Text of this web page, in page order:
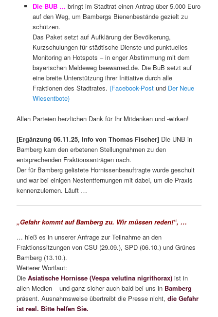
Die BUB … bringt im Stadtrat einen Antrag über 5.000 Euro
auf den Weg, um Bambergs Bienenbestände gezielt zu
schützen.
Das Paket setzt auf Aufklärung der Bevölkerung,
Kurzschulungen für städtische Dienste und punktuelles
Monitoring an Hotspots – in enger Abstimmung mit dem
bayerischen Meldeweg beewarned.de. Die BuB setzt auf
eine breite Unterstützung ihrer Initiative durch alle
Fraktionen des Stadtrates. (Facebook-Postund Der Neue
Wiesentbote)
Allen Parteien herzlichen Dank für Ihr Mitdenken und -wirken!
[Ergänzung 06.11.25, Info von Thomas Fischer] Die UNB in
Bamberg kam den erbetenen Stellungnahmen zu den
entsprechenden Fraktionsanträgen nach.
Der für Bamberg gelistete Hornissenbeauftragte wurde geschult
und war bei einigen Nestentfernungen mit dabei, um die Praxis
kennenzulernen. Läuft …
„Gefahr kommt auf Bamberg zu. Wir müssen reden!“, …
… hieß es in unserer Anfrage zur Teilnahme an den
Fraktionssitzungen von CSU (29.09.), SPD (06.10.) und Grünes
Bamberg (13.10.).
Weiterer Wortlaut:
DieAsiatische Hornisse (Vespa velutina nigrithorax) ist in
allen Medien – und ganz sicher auch bald bei uns in Bamberg
präsent. Ausnahmsweise übertreibt die Presse nicht,die Gefahr
ist real. Bitte helfen Sie.